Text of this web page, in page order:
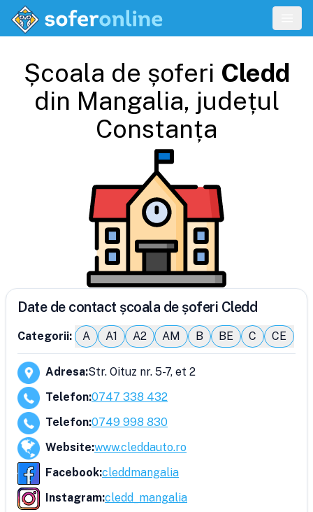
Școala de șoferi Cledd
din Mangalia, județul
Constanța
Date de contact școala de șoferi Cledd
Categorii: A A1 A2 AM B BE C CE
Adresa:Str. Oituz nr. 5-7, et 2
Telefon:0747 338 432
Telefon:0749 998 830
Website:www.cleddauto.ro
Facebook:cleddmangalia
Instagram:cledd_mangalia